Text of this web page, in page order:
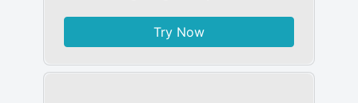
Try Now